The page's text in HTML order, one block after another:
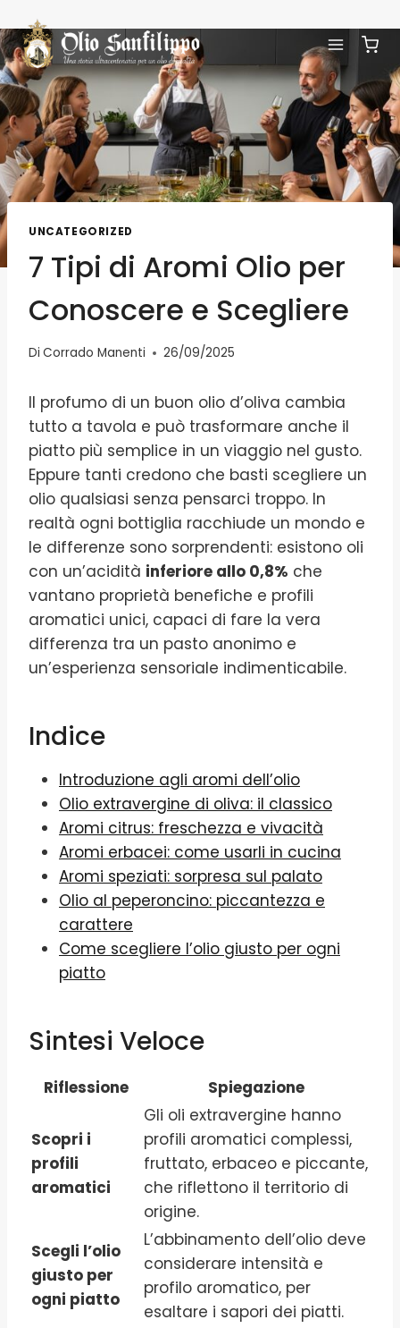
UNCATEGORIZED
7 Tipi di Aromi Olio per
Conoscere e Scegliere
Di Corrado Manenti 26/09/2025
Il profumo di un buon olio d’oliva cambia
tutto a tavola e può trasformare anche il
piatto più semplice in un viaggio nel gusto.
Eppure tanti credono che basti scegliere un
olio qualsiasi senza pensarci troppo. In
realtà ogni bottiglia racchiude un mondo e
le differenze sono sorprendenti: esistono oli
con un’acidità inferiore allo 0,8% che
vantano proprietà benefiche e profili
aromatici unici, capaci di fare la vera
differenza tra un pasto anonimo e
un’esperienza sensoriale indimenticabile.
Indice
Introduzione agli aromi dell’olio
Olio extravergine di oliva: il classico
Aromi citrus: freschezza e vivacità
Aromi erbacei: come usarli in cucina
Aromi speziati: sorpresa sul palato
Olio al peperoncino: piccantezza e
carattere
Come scegliere l’olio giusto per ogni
piatto
Sintesi Veloce
Riflessione Spiegazione
Scopri i
profili
aromatici
Gli oli extravergine hanno
profili aromatici complessi,
fruttato, erbaceo e piccante,
che riflettono il territorio di
origine.
Scegli l’olio
giusto per
ogni piatto
L’abbinamento dell’olio deve
considerare intensità e
profilo aromatico, per
esaltare i sapori dei piatti.